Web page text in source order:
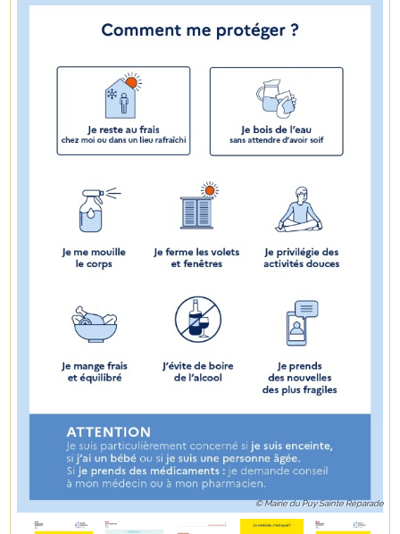
© Mairie du Puy Sainte Réparade